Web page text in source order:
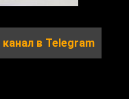
канал в Telegram